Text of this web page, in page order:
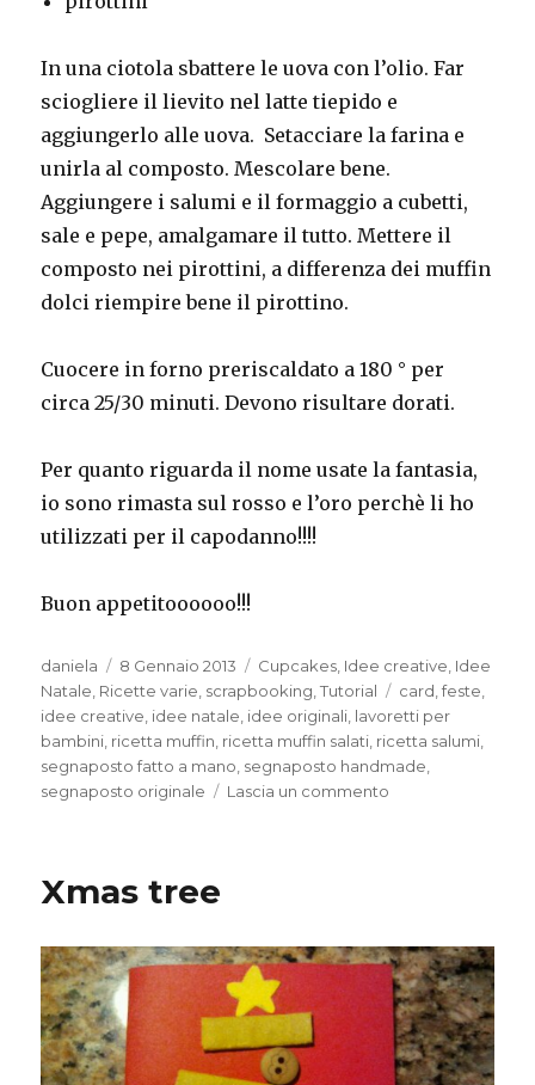
In una ciotola sbattere le uova con l’olio. Far
sciogliere il lievito nel latte tiepido e
aggiungerlo alle uova. Setacciare la farina e
unirla al composto. Mescolare bene.
Aggiungere i salumi e il formaggio a cubetti,
sale e pepe, amalgamare il tutto. Mettere il
composto nei pirottini, a differenza dei muffin
dolci riempire bene il pirottino.
Cuocere in forno preriscaldato a 180 ° per
circa 25/30 minuti. Devono risultare dorati.
Per quanto riguarda il nome usate la fantasia,
io sono rimasta sul rosso e l’oro perchè li ho
utilizzati per il capodanno!!!!
Buon appetitoooooo!!!
Autore
daniela
Pubblicato
il
8 Gennaio 2013 Categorie
Cupcakes Idee creative Idee
Natale Ricette varie scrapbooking ,Tutorial Tag
card ,feste
idee creative idee natale idee originali lavoretti per
bambini ricetta muffin ricetta muffin salati ricetta salumi
segnaposto fatto a mano segnaposto handmade
segnaposto originale
Lascia un commento
Xmas tree